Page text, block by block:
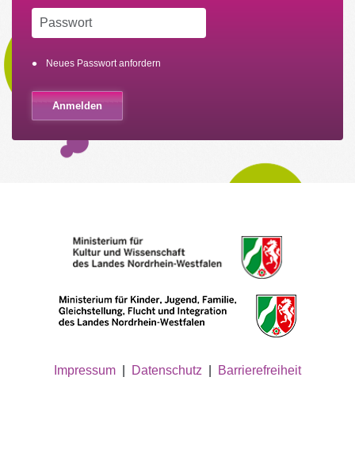
Neues Passwort anfordern
Impressum Datenschutz Barrierefreiheit